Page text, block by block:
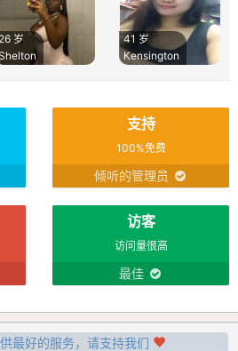
26 岁
41 岁
Kensington
支持
100%免费
倾听的管理员
访客
访问量很高
最佳
最好的服务，请支持我们